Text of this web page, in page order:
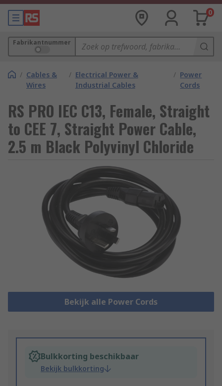
0
Fabrikantnummer
/ Cables &
Wires
/ Electrical Power &
Industrial Cables
/ Power
Cords
RS PRO IEC C13, Female, Straight
to CEE 7, Straight Power Cable,
2.5 m Black Polyvinyl Chloride
Bekijk alle Power Cords
Bulkkorting beschikbaar
Bekijk bulkkorting